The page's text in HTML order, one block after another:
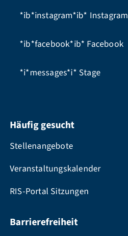
*ib*instagram*ib* Instagram
*ib*facebook*ib* Facebook
*i*messages*i* Stage
Häufig gesucht
Stellenangebote
Veranstaltungskalender
RIS-Portal Sitzungen
Barrierefreiheit